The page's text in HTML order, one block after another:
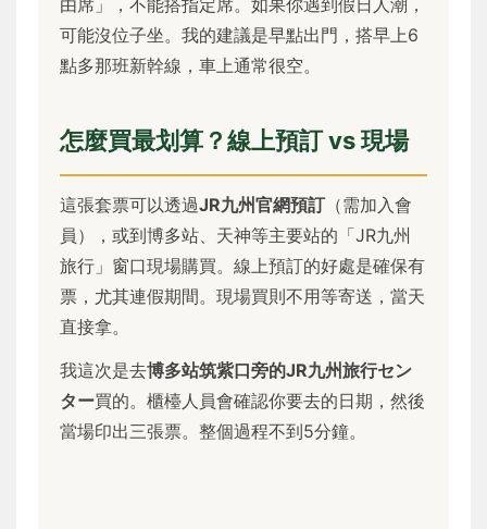
由席」，不能搭指定席。如果你遇到假日人潮，
可能沒位子坐。我的建議是早點出門，搭早上6
點多那班新幹線，車上通常很空。
怎麼買最划算？線上預訂 vs 現場
這張套票可以透過JR九州官網預訂（需加入會
員），或到博多站、天神等主要站的「JR九州
旅行」窗口現場購買。線上預訂的好處是確保有
票，尤其連假期間。現場買則不用等寄送，當天
直接拿。
我這次是去博多站筑紫口旁的JR九州旅行セン
ター買的。櫃檯人員會確認你要去的日期，然後
當場印出三張票。整個過程不到5分鐘。